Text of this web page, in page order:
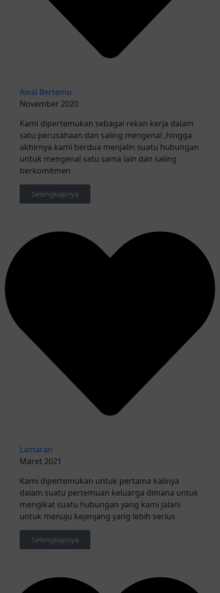
Awal Bertemu
November 2020
Kami dipertemukan sebagai rekan kerja dalam
satu perusahaan dan saling mengenal ,hingga
akhirnya kami berdua menjalin suatu hubungan
untuk mengenal satu sama lain dan saling
berkomitmen
Selengkapnya
Lamaran
Maret 2021
Kami dipertemukan untuk pertama kalinya
dalam suatu pertemuan keluarga dimana untuk
mengikat suatu hubungan yang kami jalani
untuk menuju kejenjang yang lebih serius
Selengkapnya